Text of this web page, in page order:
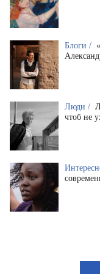
Блоги /
Люди /
чтоб не